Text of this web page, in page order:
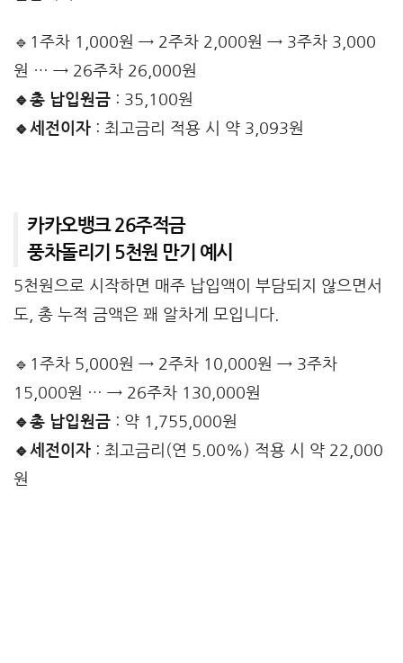
🔹1주차 1,000원 → 2주차 2,000원 → 3주차 3,000
원 … → 26주차 26,000원
🔹총 납입원금 : 35,100원
🔹세전이자 : 최고금리 적용 시 약 3,093원
카카오뱅크 26주적금
풍차돌리기 5천원 만기 예시
5천원으로 시작하면 매주 납입액이 부담되지 않으면서
도, 총 누적 금액은 꽤 알차게 모입니다.
🔹1주차 5,000원 → 2주차 10,000원 → 3주차
15,000원 … → 26주차 130,000원
🔹총 납입원금 : 약 1,755,000원
🔹세전이자 : 최고금리(연 5.00%) 적용 시 약 22,000
원